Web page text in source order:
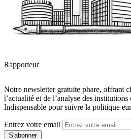
Rapporteur
Notre newsletter gratuite phare, offrant
l’actualité et de l’analyse des institutions
Indispensable pour suivre la politique
Entrez votre email
S'abonner